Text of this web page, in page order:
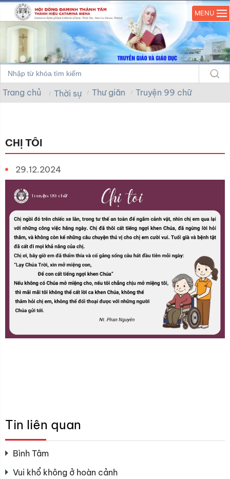
MENU
Trang chủ Thời sự Thư giãn Truyện 99 chữ
CHỊ TÔI
29.12.2024
Tin liên quan
Bình Tâm
Vui khổ không ở hoàn cảnh